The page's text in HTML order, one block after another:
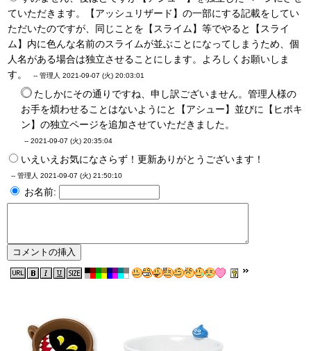
ていただきます。【アッシュリザード】の一部にする記載をしてい
ただいたのですが、同じことを【スライム】等でやると【スライ
ム】内に色んな名前のスライムが並ぶことになってしまうため、個
人名がある場合は独立させることにします。よろしくお願いしま
す。
-- 管理人 2021-09-07 (火) 20:03:01
たしかにその通りですね、申し訳ございません。管理人様の
お手を煩わせることはないようにと【アシュー】並びに【ヒポキ
ン】の独立ページを追加させていただきました。
-- 2021-09-07 (火) 20:35:04
いえいえお気になさらず！更新ありがとうございます！
-- 管理人 2021-09-07 (火) 21:50:10
お名前: